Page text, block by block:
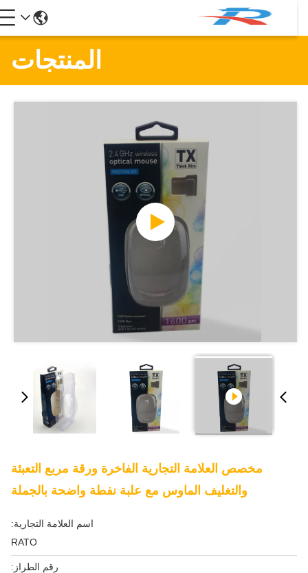
المنتجات
مخصص العلامة التجارية الفاخرة ورقة مربع التعبئة
والتغليف الماوس مع علبة نفطة واضحة بالجملة
اسم العلامة التجارية:
RATO
رقم الطراز: